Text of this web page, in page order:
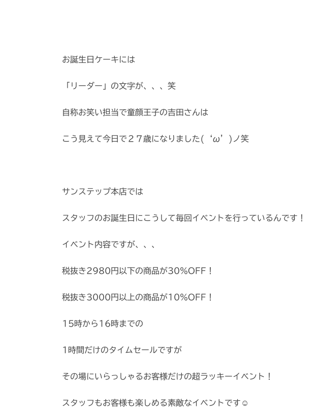
お誕生日ケーキには
「リーダー」の文字が、、、笑
自称お笑い担当で童顔王子の吉田さんは
こう見えて今日で２７歳になりました(‘ω’)ノ笑
サンステップ本店では
スタッフのお誕生日にこうして毎回イベントを行っているんです！
イベント内容ですが、、、
税抜き2980円以下の商品が30％OFF！
税抜き3000円以上の商品が10％OFF！
15時から16時までの
1時間だけのタイムセールですが
その場にいらっしゃるお客様だけの超ラッキーイベント！
スタッフもお客様も楽しめる素敵なイベントです☺